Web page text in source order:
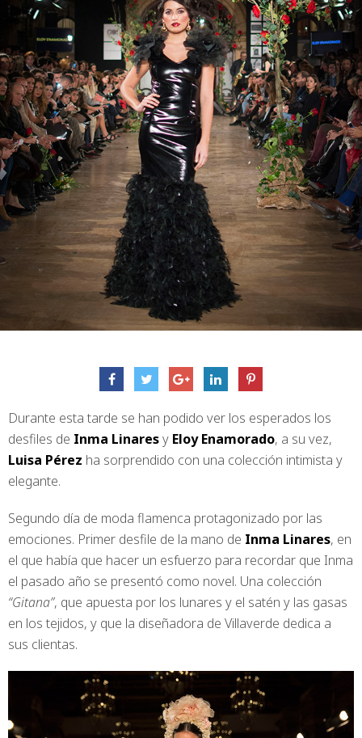
Durante esta tarde se han podido ver los esperados los
desfiles de Inma Linaresy Eloy Enamorado, a su vez,
Luisa Pérez ha sorprendido con una colección intimista y
elegante.
Segundo día de moda flamenca protagonizado por las
emociones. Primer desfile de la mano de Inma Linares, en
el que había que hacer un esfuerzo para recordar que Inma
el pasado año se presentó como novel. Una colección
“Gitana”, que apuesta por los lunares y el satén y las gasas
en los tejidos, y que la diseñadora de Villaverde dedica a
sus clientas.